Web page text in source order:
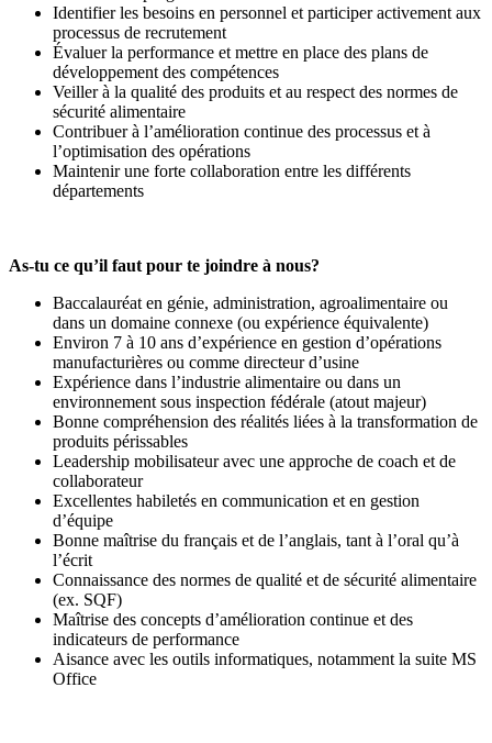
Identifier les besoins en personnel et participer activement aux
processus de recrutement
Évaluer la performance et mettre en place des plans de
développement des compétences
Veiller à la qualité des produits et au respect des normes de
sécurité alimentaire
Contribuer à l’amélioration continue des processus et à
l’optimisation des opérations
Maintenir une forte collaboration entre les différents
départements
As-tu ce qu’il faut pour te joindre à nous?
Baccalauréat en génie, administration, agroalimentaire ou
dans un domaine connexe (ou expérience équivalente)
Environ 7 à 10 ans d’expérience en gestion d’opérations
manufacturières ou comme directeur d’usine
Expérience dans l’industrie alimentaire ou dans un
environnement sous inspection fédérale (atout majeur)
Bonne compréhension des réalités liées à la transformation de
produits périssables
Leadership mobilisateur avec une approche de coach et de
collaborateur
Excellentes habiletés en communication et en gestion
d’équipe
Bonne maîtrise du français et de l’anglais, tant à l’oral qu’à
l’écrit
Connaissance des normes de qualité et de sécurité alimentaire
(ex. SQF)
Maîtrise des concepts d’amélioration continue et des
indicateurs de performance
Aisance avec les outils informatiques, notamment la suite MS
Office